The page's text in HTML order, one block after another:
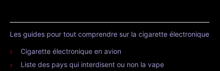
Les guides pour tout comprendre sur la cigarette électronique
Cigarette électronique en avion
Liste des pays qui interdisent ou non la vape